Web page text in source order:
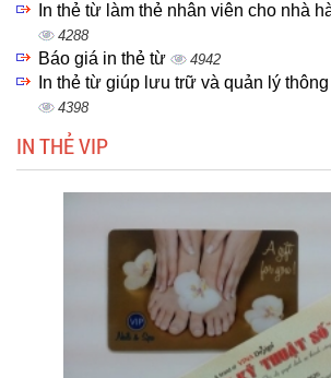
In thẻ từ làm thẻ nhân viên cho nhà
4288
Báo giá in thẻ từ 4942
In thẻ từ giúp lưu trữ và quản lý
4398
IN THẺ VIP